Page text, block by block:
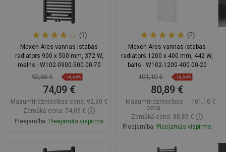
(1)
Mexen Ares vannas istabas
radiators 900 x 500 mm, 372 W,
melns - W102-0900-500-00-70
92,60 € -19,99%
74,09 €
Mazumtirdzniecības cena: 92,60 €
Zemākā cena: 74,09 €
Pieejamība: Pieejamās vispirms
(2)
Mexen Ares vannas istabas
radiators 1200 x 400 mm, 442 W,
balts - W102-1200-400-00-20
101,10 € -19,99%
80,89 €
Mazumtirdzniecības
cena:
101,10 €
Zemākā cena: 80,89 €
Pieejamība: Pieejamās vispirms
Ielikt grozā